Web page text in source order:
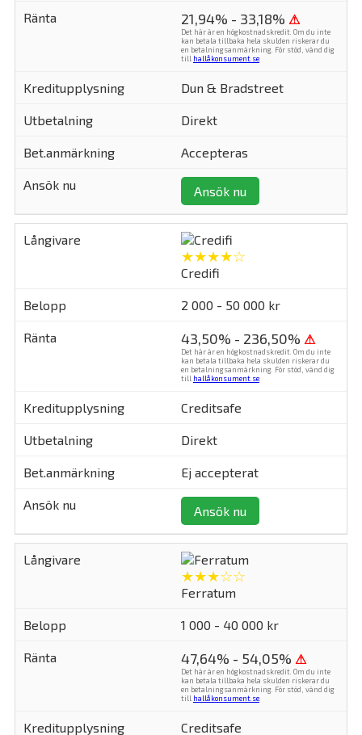
21,94% - 33,18% ⚠
Det här är en högkostnadskredit. Om du inte
kan betala tillbaka hela skulden riskerar du
en betalningsanmärkning. För stöd, vänd dig
till hallåkonsument.se
Dun & Bradstreet
Direkt
Accepteras
Ansök nu
★★★★☆
Credifi
2 000 - 50 000 kr
43,50% - 236,50% ⚠
Det här är en högkostnadskredit. Om du inte
kan betala tillbaka hela skulden riskerar du
en betalningsanmärkning. För stöd, vänd dig
till hallåkonsument.se
Creditsafe
Direkt
Ej accepterat
Ansök nu
★★★☆☆
Ferratum
1 000 - 40 000 kr
47,64% - 54,05% ⚠
Det här är en högkostnadskredit. Om du inte
kan betala tillbaka hela skulden riskerar du
en betalningsanmärkning. För stöd, vänd dig
till hallåkonsument.se
Creditsafe